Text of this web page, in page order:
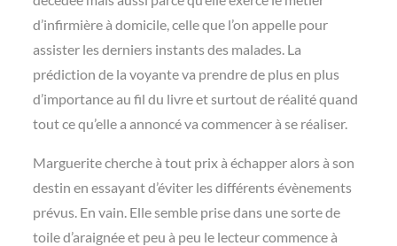
d’infirmière à domicile, celle que l’on appelle pour
assister les derniers instants des malades. La
prédiction de la voyante va prendre de plus en plus
d’importance au fil du livre et surtout de réalité quand
tout ce qu’elle a annoncé va commencer à se réaliser.
Marguerite cherche à tout prix à échapper alors à son
destin en essayant d’éviter les différents évènements
prévus. En vain. Elle semble prise dans une sorte de
toile d’araignée et peu à peu le lecteur commence à